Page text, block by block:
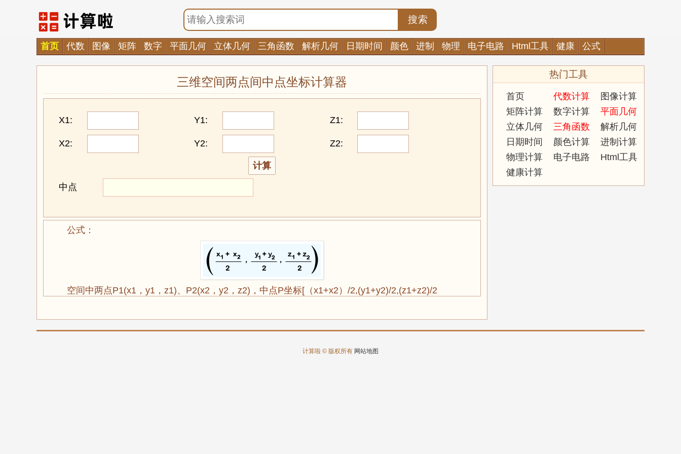
搜索
首页 代数 图像 矩阵 数字 平面几何 立体几何 三角函数 解析几何 日期时间 颜色 进制 物理 电子电路 Html工具 健康 公式
三维空间两点间中点坐标计算器
X1: Y1: Z1:
X2: Y2: Z2:
中点
公式：
空间中两点P1(x1，y1，z1)、P2(x2，y2，z2)，中点P坐标[（x1+x2）/2,(y1+y2)/2,(z1+z2)/2
热门工具
首页 代数计算
图像计算
矩阵计算
数字计算
平面几何
立体几何
三角函数
解析几何
日期时间
颜色计算
进制计算
物理计算
电子电路
Html工具
健康计算
计算啦 © 版权所有 网站地图